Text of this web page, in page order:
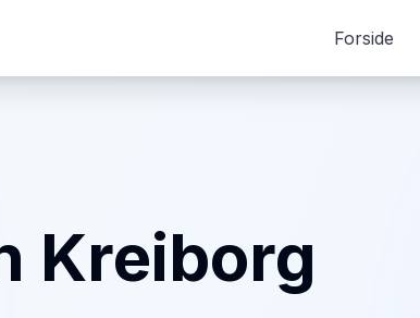
Forside
Kreiborg